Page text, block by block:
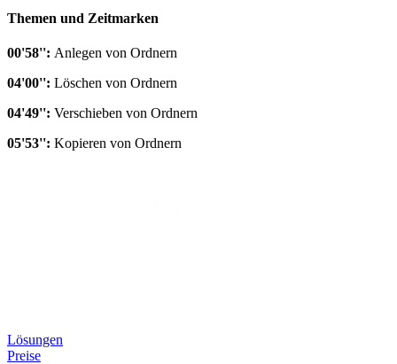
Themen und Zeitmarken
00'58'': Anlegen von Ordnern
04'00'': Löschen von Ordnern
04'49'': Verschieben von Ordnern
05'53'': Kopieren von Ordnern
Lösungen
Preise